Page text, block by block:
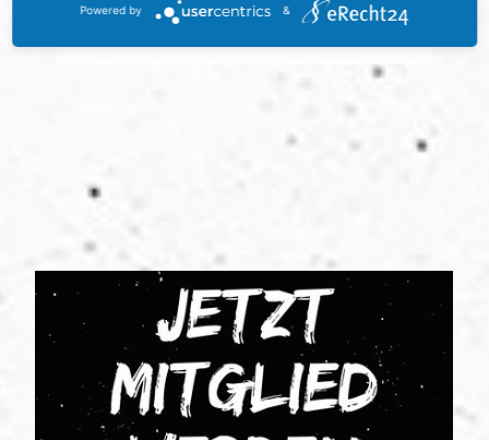
Business-Frühstück: SVS und AC ...“
Powered by &